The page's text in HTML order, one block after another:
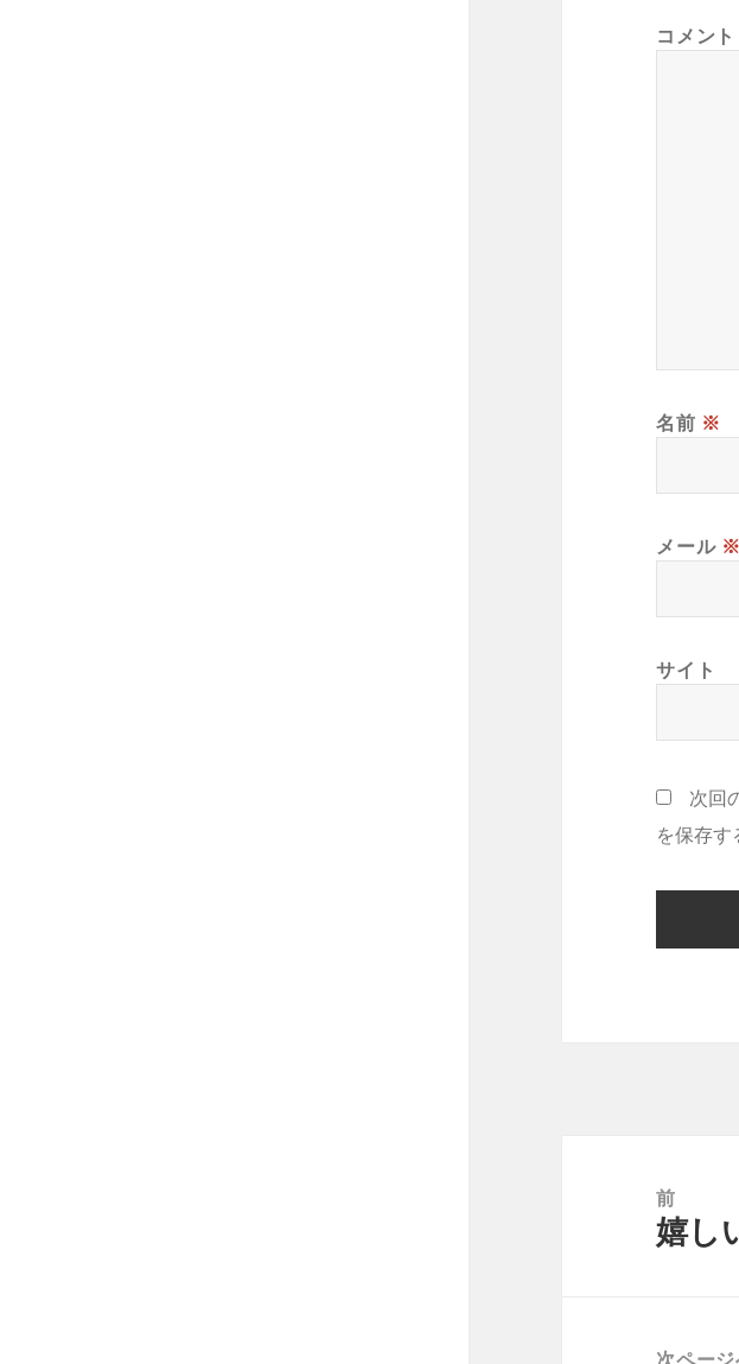
コメント
名前 ※
メール ※
サイト
次回
を保存す
前
前
嬉し